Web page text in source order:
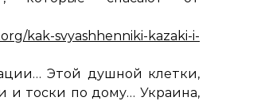
kak-svyashhenniki-kazaki-i-
Этой душной клетки,
и тоски по дому… Украина,